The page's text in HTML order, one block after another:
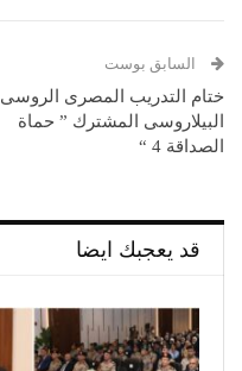
السابق بوست
ختام التدريب المصرى الروسى
البيلاروسى المشترك ” حماة
الصداقة 4 “
قد يعجبك ايضا